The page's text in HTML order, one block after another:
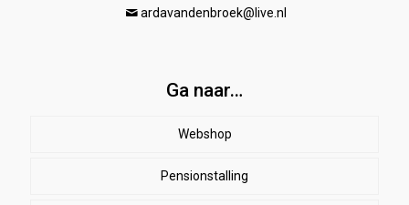
ardavandenbroek@live.nl
Ga naar…
Webshop
Paard
Pensionstalling